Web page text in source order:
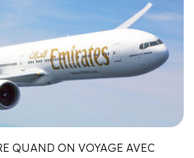
QUAND ON VOYAGE AVEC